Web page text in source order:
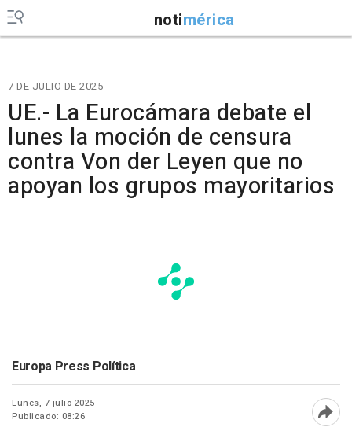
notimérica
7 DE JULIO DE 2025
UE.- La Eurocámara debate el
lunes la moción de censura
contra Von der Leyen que no
apoyan los grupos mayoritarios
Europa Press Política
Lunes, 7 julio 2025
Publicado: 08:26